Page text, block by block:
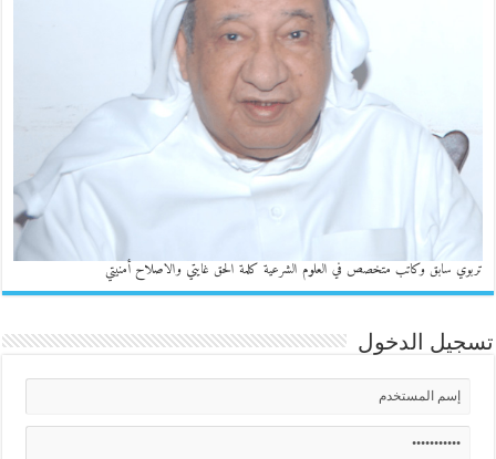
تربوي سابق وكاتب متخصص في العلوم الشرعية كلمة الحق غايتي والاصلاح أمنيتي
تسجيل الدخول